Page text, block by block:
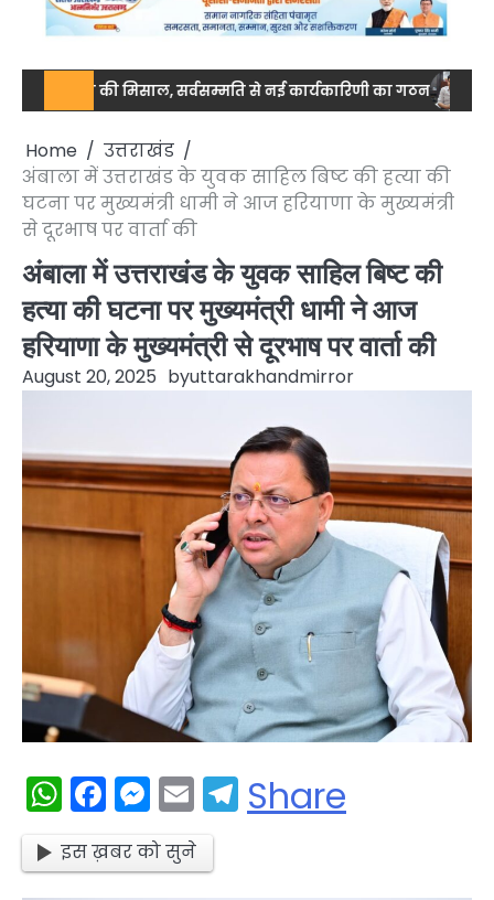
की मिसाल, सर्वसम्मति से नई कार्यकारिणी का गठन नेशनल स्तर
Home
उत्तराखंड
अंबाला में उत्तराखंड के युवक साहिल बिष्ट की हत्या की
घटना पर मुख्यमंत्री धामी ने आज हरियाणा के मुख्यमंत्री
से दूरभाष पर वार्ता की
अंबाला में उत्तराखंड के युवक साहिल बिष्ट की
हत्या की घटना पर मुख्यमंत्री धामी ने आज
हरियाणा के मुख्यमंत्री से दूरभाष पर वार्ता की
August 20, 2025 byuttarakhandmirror
WhatsApp
Facebook
Messenger
EmailTelegram
Share
इस ख़बर को सुने